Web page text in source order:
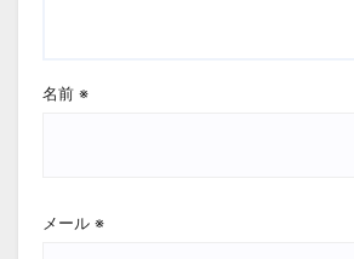
名前 ※
メール ※